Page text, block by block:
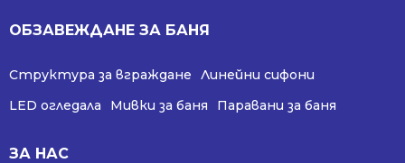
ОБЗАВЕЖДАНЕ ЗА БАНЯ
Структура за вграждане
Линейни сифони
LED огледала
Мивки за баня Паравани за баня
ЗА НАС